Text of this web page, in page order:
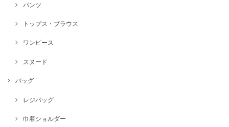
パンツ
トップス・ブラウス
ワンピース
スヌード
バッグ
レジバッグ
巾着ショルダー